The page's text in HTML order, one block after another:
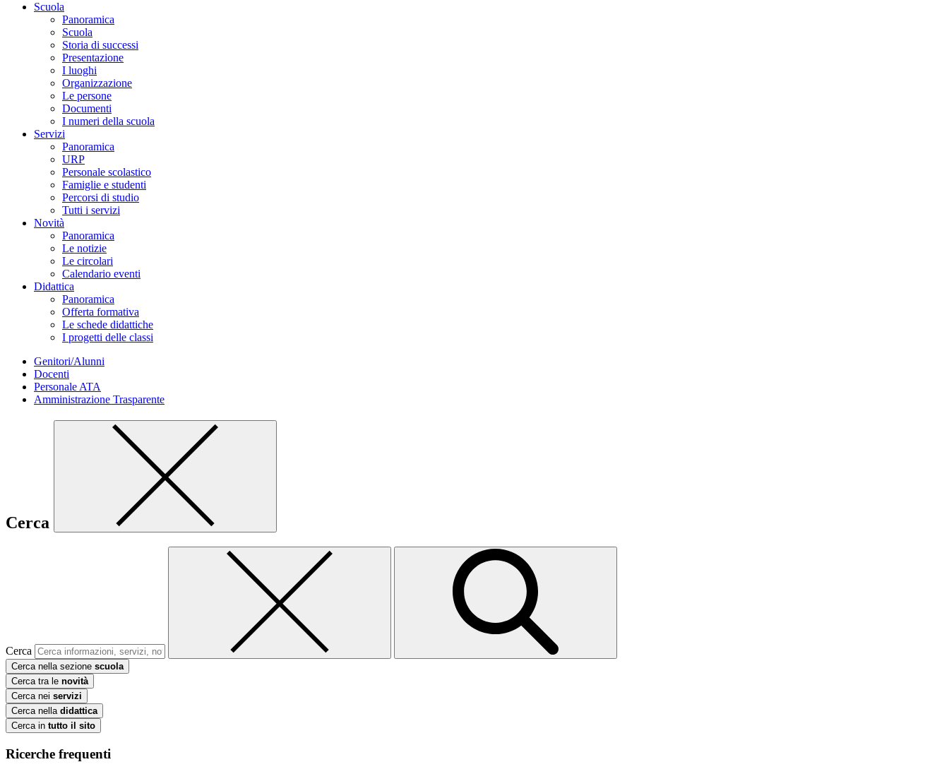
Scuola
Panoramica
Scuola
Storia di successi
Presentazione
I luoghi
Organizzazione
Le persone
Documenti
I numeri della scuola
Servizi
Panoramica
URP
Personale scolastico
Famiglie e studenti
Percorsi di studio
Tutti i servizi
Novità
Panoramica
Le notizie
Le circolari
Calendario eventi
Didattica
Panoramica
Offerta formativa
Le schede didattiche
I progetti delle classi
Genitori/Alunni
Docenti
Personale ATA
Amministrazione Trasparente
Cerca
Cerca
Cerca nella sezione scuola
Cerca tra le novità
Cerca nei servizi
Cerca nella didattica
Cerca in tutto il sito
Ricerche frequenti